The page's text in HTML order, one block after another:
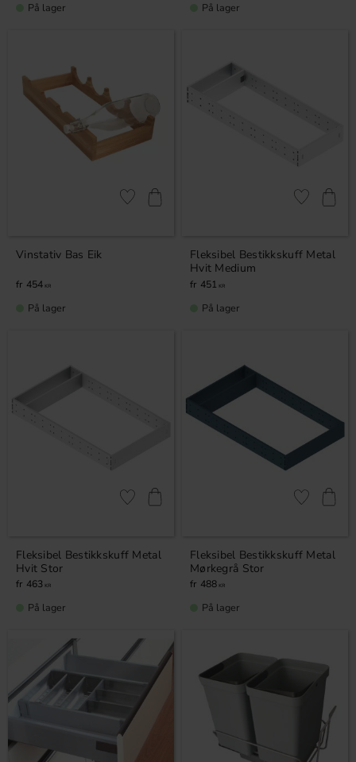
På lager På lager
Vinstativ Bas Eik
454 KR
Lagre som favoritt
På lager
Fleksibel Bestikkskuff Metal
Hvit Medium
451 KR
Lagre som
På lager
Fleksibel Bestikkskuff Metal
Hvit Stor
463 KR
Lagre som favoritt
På lager
Fleksibel Bestikkskuff Metal
Mørkegrå Stor
488 KR
Lagre som
På lager